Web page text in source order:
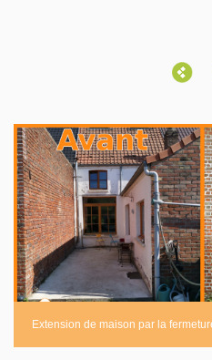
Extension de maison par la